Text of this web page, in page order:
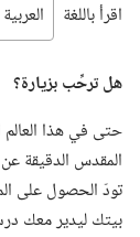
اقرأ باللغة
هل ترحِّب بزيارة؟‏
حتى في هذا
المقدس الدقيقة
تودّ الحصول على
بيتك ليدير معك